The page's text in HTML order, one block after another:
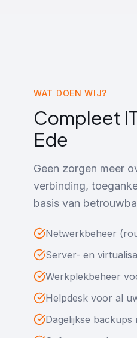
WAT DOEN WIJ?
Compleet
Ede
Geen zorgen meer
verbinding,
basis van
Netwerkbeheer
Server- en
Werkplekbeheer
Helpdesk voor al
Dagelijkse backups